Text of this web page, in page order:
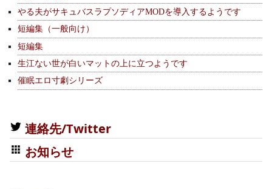
やる夫がサキュバスラプソディアMODを導入するようです
短編集（一般向け）
短編集
生江ない世が白いマットの上に立つようです
催眠エロ寸劇シリーズ
連絡先/Twitter
お知らせ